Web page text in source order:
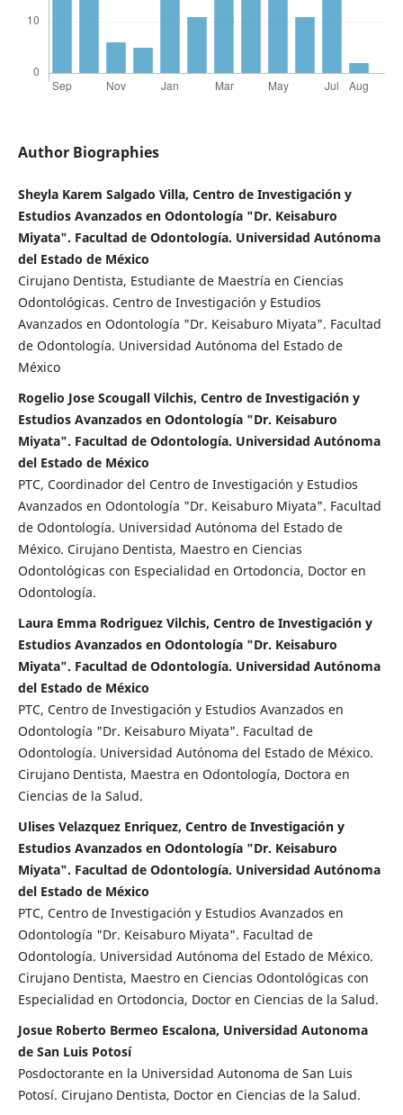
Author Biographies
Sheyla Karem Salgado Villa, Centro de Investigación y
Estudios Avanzados en Odontología "Dr. Keisaburo
Miyata". Facultad de Odontología. Universidad Autónoma
del Estado de México
Cirujano Dentista, Estudiante de Maestría en Ciencias
Odontológicas. Centro de Investigación y Estudios
Avanzados en Odontología "Dr. Keisaburo Miyata". Facultad
de Odontología. Universidad Autónoma del Estado de
México
Rogelio Jose Scougall Vilchis, Centro de Investigación y
Estudios Avanzados en Odontología "Dr. Keisaburo
Miyata". Facultad de Odontología. Universidad Autónoma
del Estado de México
PTC, Coordinador del Centro de Investigación y Estudios
Avanzados en Odontología "Dr. Keisaburo Miyata". Facultad
de Odontología. Universidad Autónoma del Estado de
México. Cirujano Dentista, Maestro en Ciencias
Odontológicas con Especialidad en Ortodoncia, Doctor en
Odontología.
Laura Emma Rodriguez Vilchis, Centro de Investigación y
Estudios Avanzados en Odontología "Dr. Keisaburo
Miyata". Facultad de Odontología. Universidad Autónoma
del Estado de México
PTC, Centro de Investigación y Estudios Avanzados en
Odontología "Dr. Keisaburo Miyata". Facultad de
Odontología. Universidad Autónoma del Estado de México.
Cirujano Dentista, Maestra en Odontología, Doctora en
Ciencias de la Salud.
Ulises Velazquez Enriquez, Centro de Investigación y
Estudios Avanzados en Odontología "Dr. Keisaburo
Miyata". Facultad de Odontología. Universidad Autónoma
del Estado de México
PTC, Centro de Investigación y Estudios Avanzados en
Odontología "Dr. Keisaburo Miyata". Facultad de
Odontología. Universidad Autónoma del Estado de México.
Cirujano Dentista, Maestro en Ciencias Odontológicas con
Especialidad en Ortodoncia, Doctor en Ciencias de la Salud.
Josue Roberto Bermeo Escalona, Universidad Autonoma
de San Luis Potosí
Posdoctorante en la Universidad Autonoma de San Luis
Potosí. Cirujano Dentista, Doctor en Ciencias de la Salud.